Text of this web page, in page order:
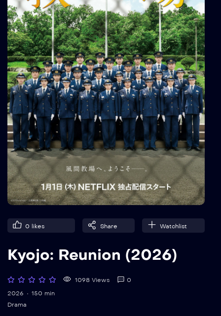
0 likes Share Watchlist
Kyojo: Reunion (2026)
1098 Views
0
2026
150 min
Drama